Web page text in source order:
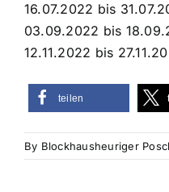
16.07.2022 bis
03.09.2022 bis
12.11.2022 bis
teilen
By Blockhausheuriger